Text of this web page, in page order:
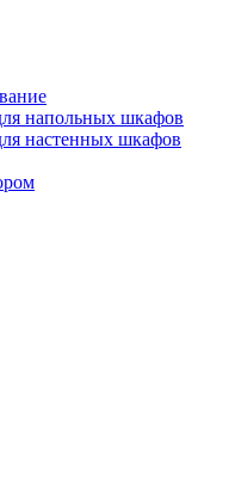
напольных шкафов
настенных шкафов